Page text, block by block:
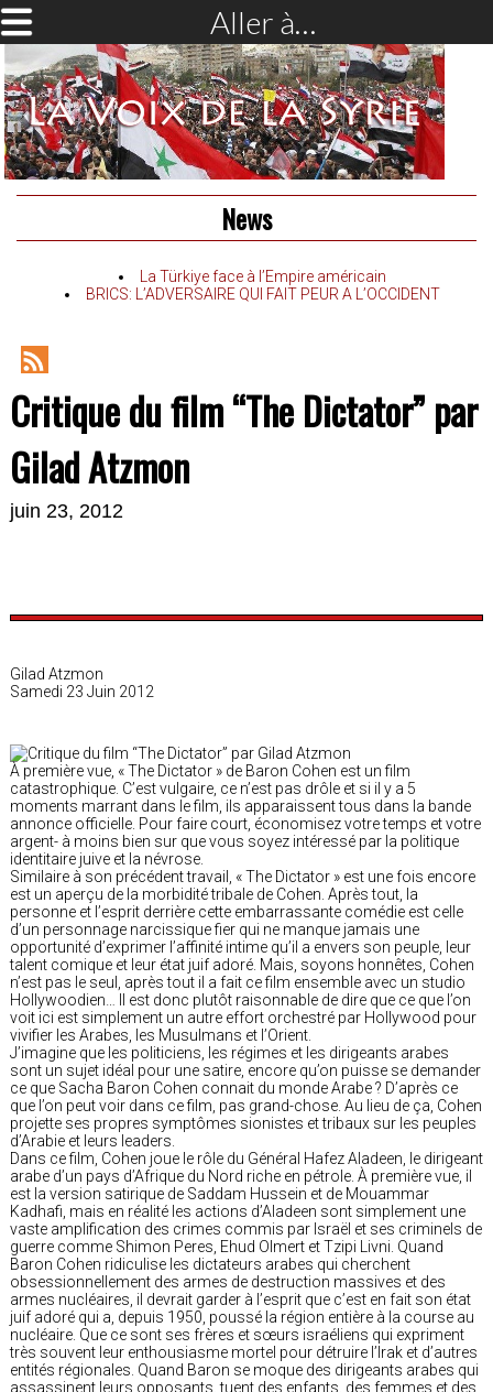
Aller à…
News
La Türkiye face à l’Empire américain
BRICS: L’ADVERSAIRE QUI FAIT PEUR A L’OCCIDENT
RSS
Feed
Critique du film “The Dictator” par
Gilad Atzmon
juin 23, 2012
Gilad Atzmon
Samedi 23 Juin 2012
À première vue, « The Dictator » de Baron Cohen est un film
catastrophique. C’est vulgaire, ce n’est pas drôle et si il y a 5
moments marrant dans le film, ils apparaissent tous dans la bande
annonce officielle. Pour faire court, économisez votre temps et votre
argent- à moins bien sur que vous soyez intéressé par la politique
identitaire juive et la névrose.
Similaire à son précédent travail, « The Dictator » est une fois encore
est un aperçu de la morbidité tribale de Cohen. Après tout, la
personne et l’esprit derrière cette embarrassante comédie est celle
d’un personnage narcissique fier qui ne manque jamais une
opportunité d’exprimer l’affinité intime qu’il a envers son peuple, leur
talent comique et leur état juif adoré. Mais, soyons honnêtes, Cohen
n’est pas le seul, après tout il a fait ce film ensemble avec un studio
Hollywoodien… Il est donc plutôt raisonnable de dire que ce que l’on
voit ici est simplement un autre effort orchestré par Hollywood pour
vivifier les Arabes, les Musulmans et l’Orient.
J’imagine que les politiciens, les régimes et les dirigeants arabes
sont un sujet idéal pour une satire, encore qu’on puisse se demander
ce que Sacha Baron Cohen connait du monde Arabe ? D’après ce
que l’on peut voir dans ce film, pas grand-chose. Au lieu de ça, Cohen
projette ses propres symptômes sionistes et tribaux sur les peuples
d’Arabie et leurs leaders.
Dans ce film, Cohen joue le rôle du Général Hafez Aladeen, le dirigeant
arabe d’un pays d’Afrique du Nord riche en pétrole. À première vue, il
est la version satirique de Saddam Hussein et de Mouammar
Kadhafi, mais en réalité les actions d’Aladeen sont simplement une
vaste amplification des crimes commis par Israël et ses criminels de
guerre comme Shimon Peres, Ehud Olmert et Tzipi Livni. Quand
Baron Cohen ridiculise les dictateurs arabes qui cherchent
obsessionnellement des armes de destruction massives et des
armes nucléaires, il devrait garder à l’esprit que c’est en fait son état
juif adoré qui a, depuis 1950, poussé la région entière à la course au
nucléaire. Que ce sont ses frères et sœurs israéliens qui expriment
très souvent leur enthousiasme mortel pour détruire l’Irak et d’autres
entités régionales. Quand Baron se moque des dirigeants arabes qui
assassinent leurs opposants, tuent des enfants, des femmes et des